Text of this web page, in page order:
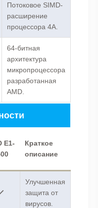
Потоковое SIMD-
расширение
процессора 4A.
64-битная
архитектура
микропроцессора
разработанная
AMD.
E1-
Краткое
описание
Улучшенная
защита от
вирусов.